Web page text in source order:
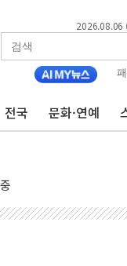
2026.08.06
전국 문화·연예
강세
보고 기업 상승세 뚜렷
상한가…마진 잔액은
차입이 더 큰 변수"
교해야"
봉사
·마약카르텔이 습득해